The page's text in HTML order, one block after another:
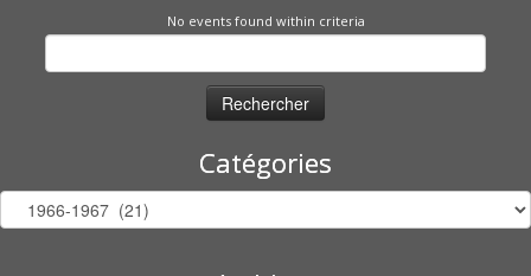
No events found within criteria
Rechercher :
Catégories
Catégories